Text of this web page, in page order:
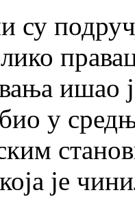
су
ишао
у
je